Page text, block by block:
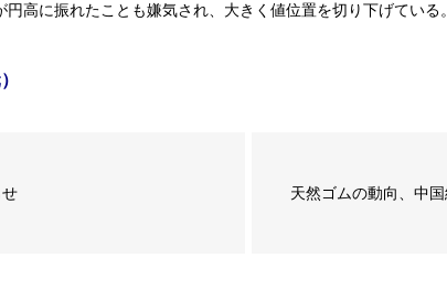
高に振れたことも嫌気され、大きく値位置を切り下げている。
天然ゴムの動向、中